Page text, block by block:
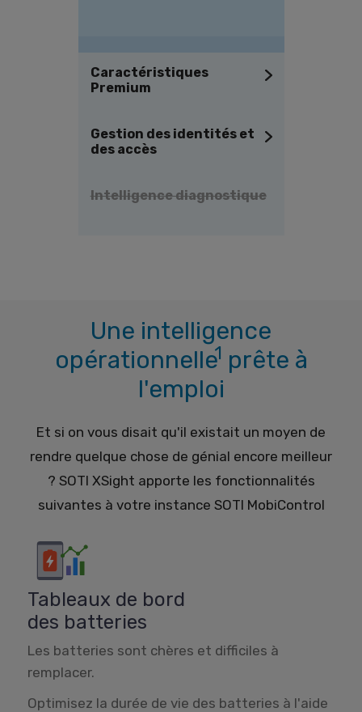
Caractéristiques
Premium
Gestion des identités et
des accès
Intelligence diagnostique
Une intelligence
opérationnelle1 prête à
l'emploi
Et si on vous disait qu'il existait un moyen de
rendre quelque chose de génial encore meilleur
? SOTI XSight apporte les fonctionnalités
suivantes à votre instance SOTI MobiControl
Tableaux de bord
des batteries
Les batteries sont chères et difficiles à
remplacer.
Optimisez la durée de vie des batteries à l'aide